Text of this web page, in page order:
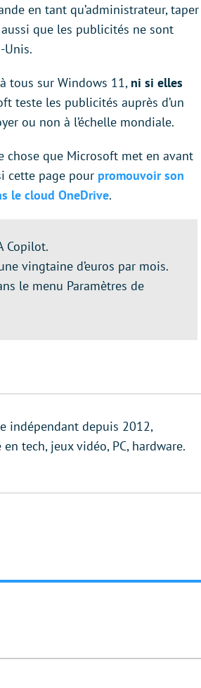
en tant qu’administrateur, taper
que les publicités ne sont
Unis.
tous sur Windows 11, ni si elles
teste les publicités auprès d’un
ou non à l’échelle mondiale.
chose que Microsoft met en avant
cette page pour promouvoir son
le cloud OneDrive.
Copilot.
vingtaine d’euros par mois.
le menu Paramètres de
indépendant depuis 2012,
tech, jeux vidéo, PC, hardware.